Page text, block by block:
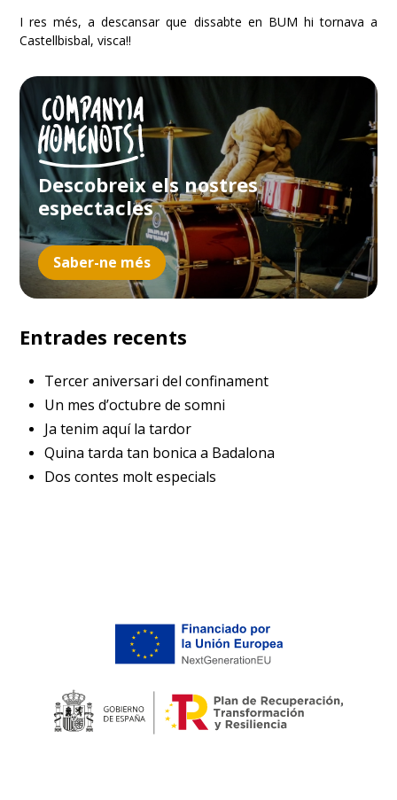
I res més, a descansar que dissabte en BUM hi tornava a
Castellbisbal, visca!!
Descobreix els nostres
espectacles
Saber-ne més
Entrades recents
Tercer aniversari del confinament
Un mes d’octubre de somni
Ja tenim aquí la tardor
Quina tarda tan bonica a Badalona
Dos contes molt especials